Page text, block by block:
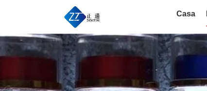
Casa